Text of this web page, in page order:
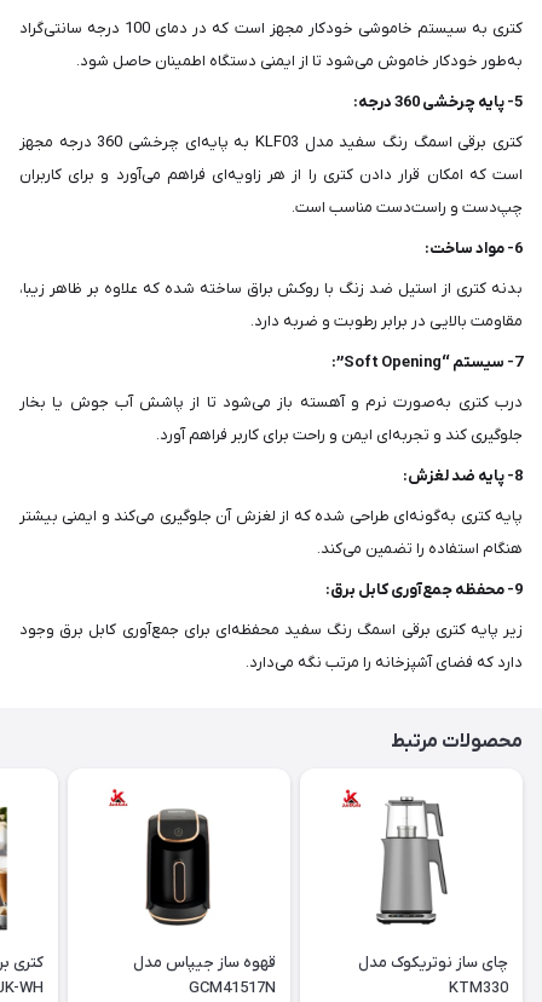
کتری به سیستم خاموشی خودکار مجهز است که در دمای 100 درجه سانتی‌گراد
به‌طور خودکار خاموش می‌شود تا از ایمنی دستگاه اطمینان حاصل شود.
5- پایه چرخشی 360 درجه:
کتری برقی اسمگ رنگ سفید مدل KLF03 به پایه‌ای چرخشی 360 درجه مجهز
است که امکان قرار دادن کتری را از هر زاویه‌ای فراهم می‌آورد و برای کاربران
چپ‌دست و راست‌دست مناسب است.
6- مواد ساخت:
بدنه کتری از استیل ضد زنگ با روکش براق ساخته شده که علاوه بر ظاهر زیبا،
مقاومت بالایی در برابر رطوبت و ضربه دارد.
7- سیستم “Soft Opening”:
درب کتری به‌صورت نرم و آهسته باز می‌شود تا از پاشش آب جوش یا بخار
جلوگیری کند و تجربه‌ای ایمن و راحت برای کاربر فراهم آورد.
8- پایه ضد لغزش:
پایه کتری به‌گونه‌ای طراحی شده که از لغزش آن جلوگیری می‌کند و ایمنی بیشتر
هنگام استفاده را تضمین می‌کند.
9- محفظه جمع‌آوری کابل برق:
زیر پایه کتری برقی اسمگ رنگ سفید محفظه‌ای برای جمع‌آوری کابل برق وجود
دارد که فضای آشپزخانه را مرتب نگه می‌دارد.
محصولات مرتبط
چای ساز نوتریکوک مدل
KTM330
قهوه ساز جیپاس مدل
GCM41517N
کتری
WH